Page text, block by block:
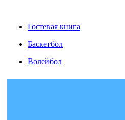
Гостевая книга
Баскетбол
Волейбол